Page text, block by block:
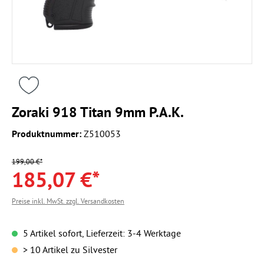
Zoraki 918 Titan 9mm P.A.K.
Produktnummer: Z510053
199,00 €*
185,07 €*
Preise inkl. MwSt. zzgl. Versandkosten
5 Artikel sofort, Lieferzeit: 3-4 Werktage
> 10 Artikel zu Silvester